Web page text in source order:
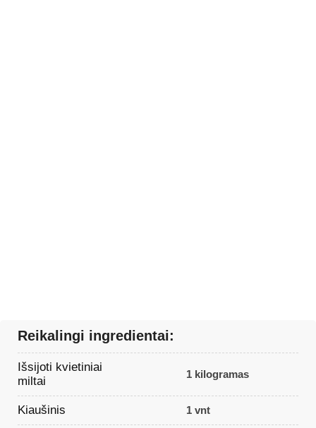
Reikalingi ingredientai:
Išsijoti kvietiniai
miltai
1 kilogramas
Kiaušinis 1 vnt